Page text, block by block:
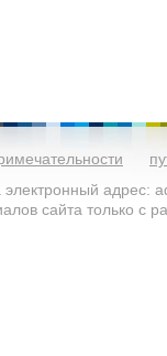
адрес:
сайта только с